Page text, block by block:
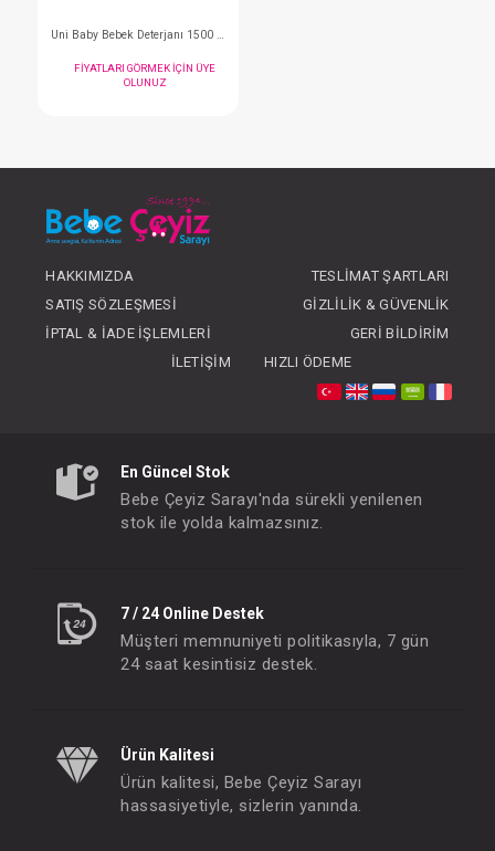
FIYATLARI GÖRMEK IÇIN ÜYE
OLUNUZ
HAKKIMIZDA
TESLIMAT ŞARTLARI
SATIŞ SÖZLEŞMESI
GIZLILIK & GÜVENLIK
İPTAL & İADE İŞLEMLERI
GERI BILDIRIM
İLETIŞIM
HIZLI ÖDEME
En Güncel Stok
Bebe Çeyiz Sarayı'nda sürekli yenilenen
stok ile yolda kalmazsınız.
7 / 24 Online Destek
Müşteri memnuniyeti politikasıyla, 7 gün
24 saat kesintisiz destek.
Ürün Kalitesi
Ürün kalitesi, Bebe Çeyiz Sarayı
hassasiyetiyle, sizlerin yanında.